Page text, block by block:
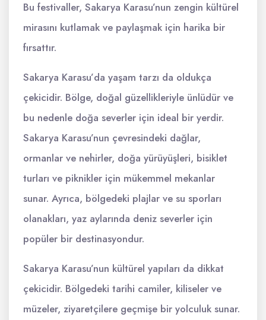
Bu festivaller, Sakarya Karasu’nun zengin kültürel
mirasını kutlamak ve paylaşmak için harika bir
fırsattır.
Sakarya Karasu’da yaşam tarzı da oldukça
çekicidir. Bölge, doğal güzellikleriyle ünlüdür ve
bu nedenle doğa severler için ideal bir yerdir.
Sakarya Karasu’nun çevresindeki dağlar,
ormanlar ve nehirler, doğa yürüyüşleri, bisiklet
turları ve piknikler için mükemmel mekanlar
sunar. Ayrıca, bölgedeki plajlar ve su sporları
olanakları, yaz aylarında deniz severler için
popüler bir destinasyondur.
Sakarya Karasu’nun kültürel yapıları da dikkat
çekicidir. Bölgedeki tarihi camiler, kiliseler ve
müzeler, ziyaretçilere geçmişe bir yolculuk sunar.